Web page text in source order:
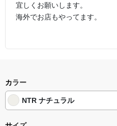
素材情報
■オーガニックコットン100%
※ナチュラルのみ綿糸縫製
宜しくお願いします。
海外でお店もやってます。
カラー
NTR ナチュラル